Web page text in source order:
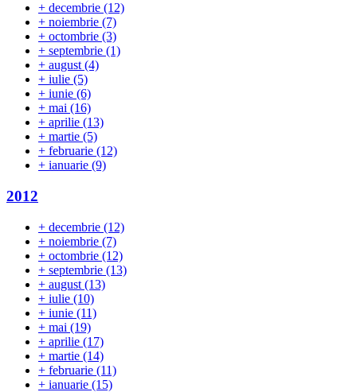
+ decembrie (12)
+ noiembrie (7)
+ octombrie (3)
+ septembrie (1)
+ august (4)
+ iulie (5)
+ iunie (6)
+ mai (16)
+ aprilie (13)
+ martie (5)
+ februarie (12)
+ ianuarie (9)
2012
+ decembrie (12)
+ noiembrie (7)
+ octombrie (12)
+ septembrie (13)
+ august (13)
+ iulie (10)
+ iunie (11)
+ mai (19)
+ aprilie (17)
+ martie (14)
+ februarie (11)
+ ianuarie (15)